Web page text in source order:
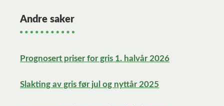
Andre saker
Prognosert priser for gris 1. halvår 2026
Slakting av gris før jul og nyttår 2025